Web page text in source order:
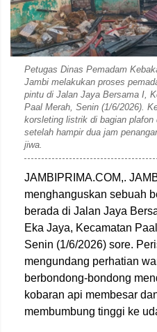
Petugas Dinas Pemadam
Jambi melakukan proses
pintu di Jalan Jaya Bersama I,
Paal Merah, Senin (1/6/2026).
korsleting listrik di bagian plafon
setelah hampir dua jam
jiwa.
JAMBIPRIMA.COM,.
menghanguskan sebuah
berada di Jalan Jaya
Eka Jaya, Kecamatan
Senin (1/6/2026) sore.
mengundang perhatian
berbondong-bondong
kobaran api membesar
membumbung tinggi ke